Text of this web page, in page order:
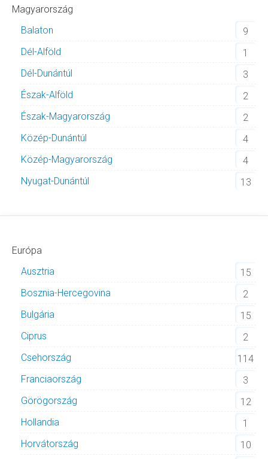
Magyarország
Balaton
9
Dél-Alföld
1
Dél-Dunántúl
3
Észak-Alföld
2
Észak-Magyarország
2
Közép-Dunántúl
4
Közép-Magyarország
4
Nyugat-Dunántúl
13
Európa
Ausztria
15
Bosznia-Hercegovina
2
Bulgária
15
Ciprus
2
Csehország
114
Franciaország
3
Görögország
12
Hollandia
1
Horvátország
10